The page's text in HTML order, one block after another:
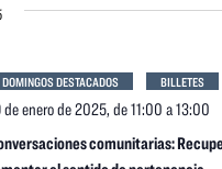
comunitarias:
de enero de 2025, de 11:00 a13:00
DOMINGOS DESTACADOS BILLETES